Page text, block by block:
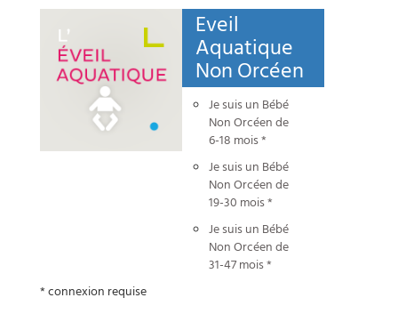
Eveil
Aquatique
Non Orcéen
Je suis un Bébé
Non Orcéen de
6-18 mois *
Je suis un Bébé
Non Orcéen de
19-30 mois *
Je suis un Bébé
Non Orcéen de
31-47 mois *
* connexion requise